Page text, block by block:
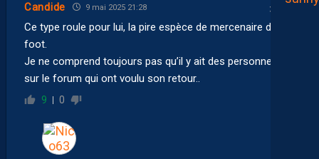
Candide 9 mai 2025 21:28
Ce type roule pour lui, la pire espèce de mercenaire du
foot.
Je ne comprend toujours pas qu’il y ait des personnes
sur le forum qui ont voulu son retour..
9 0